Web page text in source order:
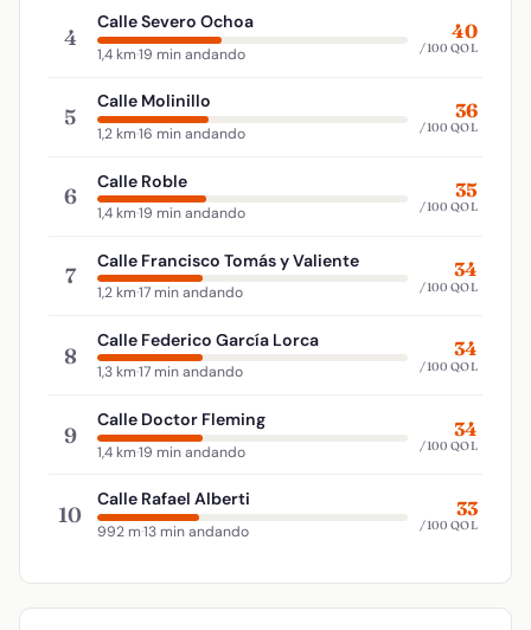
4
Calle Severo Ochoa
1,4 km·19 min andando
40
/100 QOL
5
Calle Molinillo
1,2 km·16 min andando
36
/100 QOL
6
Calle Roble
1,4 km·19 min andando
35
/100 QOL
7
Calle Francisco Tomás y Valiente
1,2 km·17 min andando
34
/100 QOL
8
Calle Federico García Lorca
1,3 km·17 min andando
34
/100 QOL
9
Calle Doctor Fleming
1,4 km·19 min andando
34
/100 QOL
10
Calle Rafael Alberti
992 m·13 min andando
33
/100 QOL